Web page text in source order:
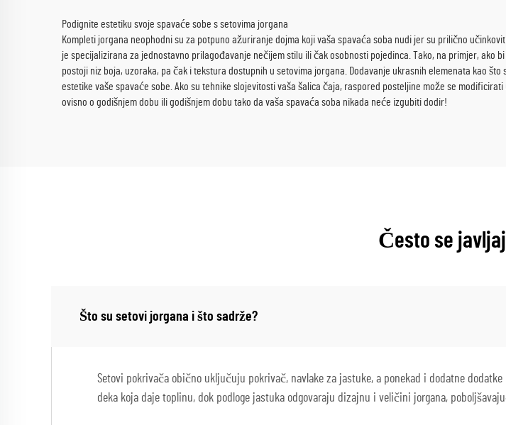
Podignite estetiku svoje spavaće sobe s setovima jorgana
Kompleti jorgana neophodni su za potpuno ažuriranje dojma koji vaša spavaća soba nudi jer su prilično
je specijalizirana za jednostavno prilagođavanje nečijem stilu ili čak osobnosti pojedinca. Tako, na primjer,
postoji niz boja, uzoraka, pa čak i tekstura dostupnih u setovima jorgana. Dodavanje ukrasnih elemenata kao
estetike vaše spavaće sobe. Ako su tehnike slojevitosti vaša šalica čaja, raspored posteljine može se
ovisno o godišnjem dobu ili godišnjem dobu tako da vaša spavaća soba nikada neće izgubiti dodir!
Često se
Što su setovi jorgana i što sadrže?
Setovi pokrivača obično uključuju pokrivač, navlake za jastuke, a ponekad i dodatne
deka koja daje toplinu, dok podloge jastuka odgovaraju dizajnu i veličini jorgana,